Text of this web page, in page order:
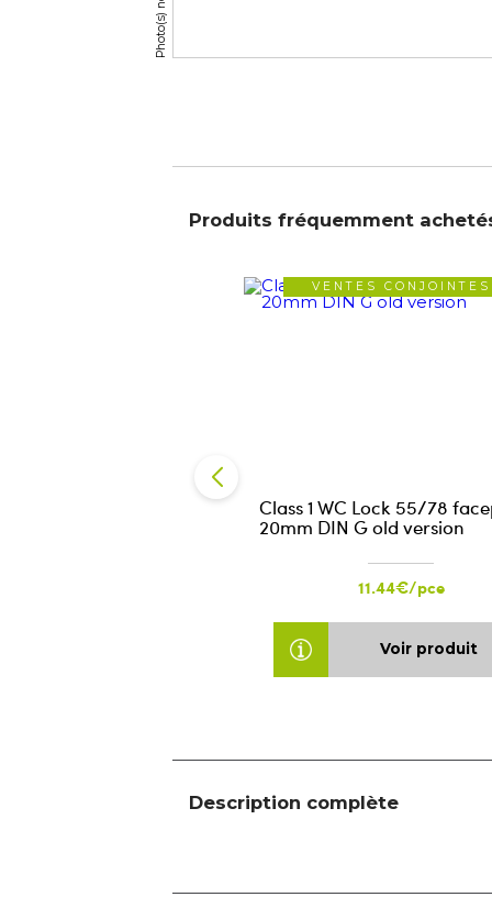
Produits fréquemment
VENTES CONJOINTES
Class 1 WC Lock 55/78
20mm DIN G old version
11.44€/pce
Voir produit
Description complète